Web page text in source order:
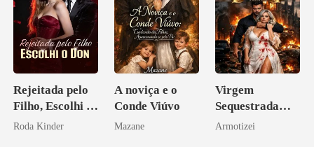
Rejeitada pelo
Filho, Escolhi o
Don
Roda Kinder
A noviça e o
Conde Viúvo
Mazane
Virgem
Sequestrada
pelo Mafioso
Armotizei